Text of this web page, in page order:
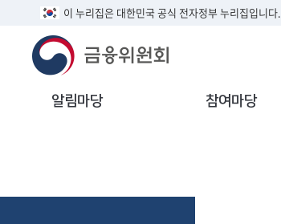
이 누리집은 대한민국 공식 전자정부 누리집입니다.
알림마당 참여마당